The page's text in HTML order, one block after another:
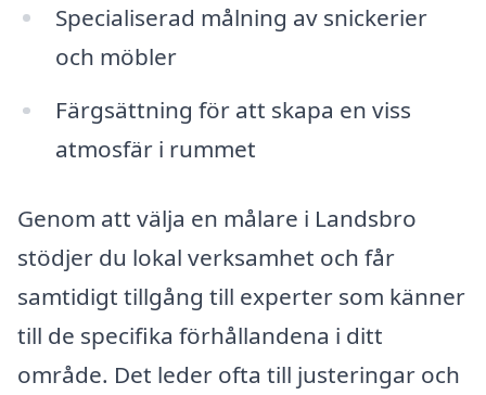
Specialiserad målning av snickerier
och möbler
Färgsättning för att skapa en viss
atmosfär i rummet
Genom att välja en målare i Landsbro
stödjer du lokal verksamhet och får
samtidigt tillgång till experter som känner
till de specifika förhållandena i ditt
område. Det leder ofta till justeringar och